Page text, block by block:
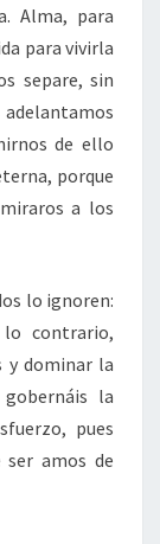
Alma, para
para vivirla
separe, sin
de ello
porque
a los
lo ignoren:
contrario,
y dominar la
la
pues
amos de